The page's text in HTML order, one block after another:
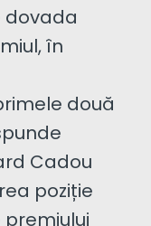
dovada
în
două
Cadou
poziție